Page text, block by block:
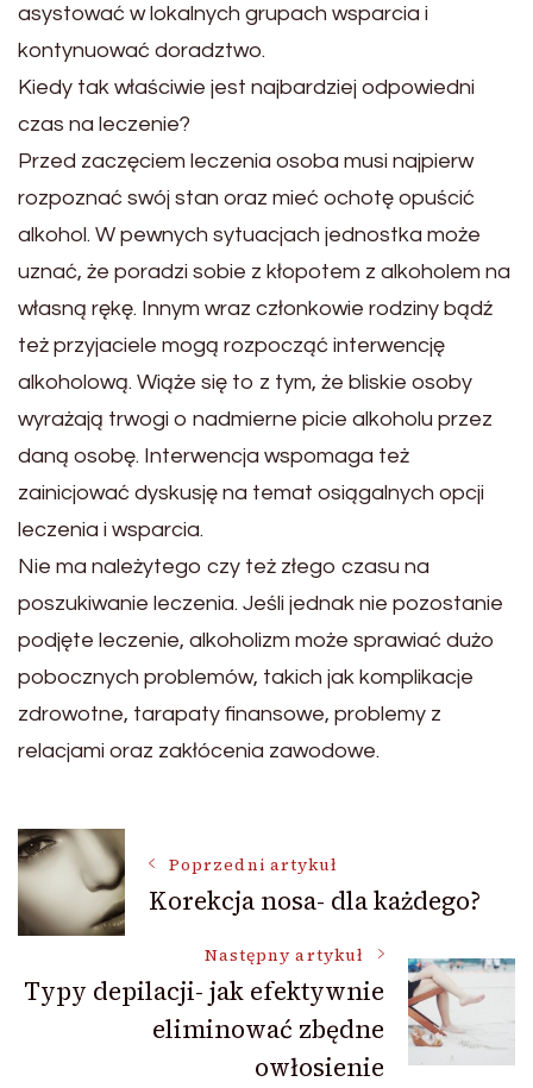
asystować w lokalnych grupach wsparcia i
kontynuować doradztwo.
Kiedy tak właściwie jest najbardziej odpowiedni
czas na leczenie?
Przed zaczęciem leczenia osoba musi najpierw
rozpoznać swój stan oraz mieć ochotę opuścić
alkohol. W pewnych sytuacjach jednostka może
uznać, że poradzi sobie z kłopotem z alkoholem na
własną rękę. Innym wraz członkowie rodziny bądź
też przyjaciele mogą rozpocząć interwencję
alkoholową. Wiąże się to z tym, że bliskie osoby
wyrażają trwogi o nadmierne picie alkoholu przez
daną osobę. Interwencja wspomaga też
zainicjować dyskusję na temat osiągalnych opcji
leczenia i wsparcia.
Nie ma należytego czy też złego czasu na
poszukiwanie leczenia. Jeśli jednak nie pozostanie
podjęte leczenie, alkoholizm może sprawiać dużo
pobocznych problemów, takich jak komplikacje
zdrowotne, tarapaty finansowe, problemy z
relacjami oraz zakłócenia zawodowe.
Nawigacja
wpisu
Poprzedni artykuł
Korekcja nosa- dla każdego?
Następny artykuł
Typy depilacji- jak efektywnie
eliminować zbędne
owłosienie